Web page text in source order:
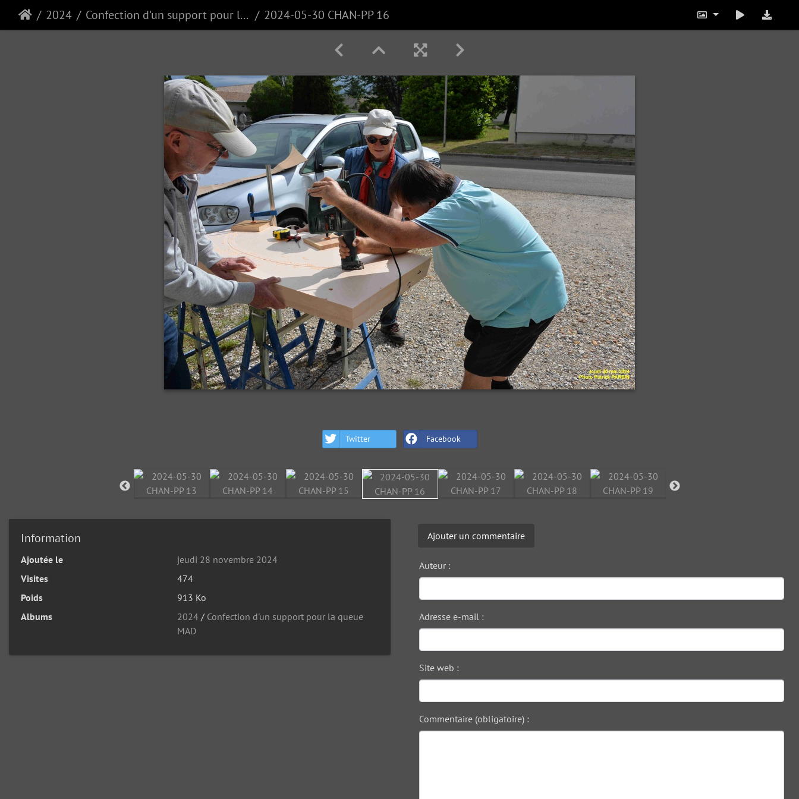
2024 Confection d'un support pour la queue MAD 2024-05-30 CHAN-PP 16
Twitter Facebook
Information
Ajoutée le
jeudi 28 novembre 2024
Visites
474
Poids
913 Ko
Albums
2024 / Confection d'un support pour la queue
MAD
Ajouter un commentaire
Auteur :
Adresse e-mail :
Site web :
Commentaire (obligatoire) :